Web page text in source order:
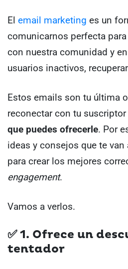
El email marketing es un
comunicarnos perfecta
con nuestra comunidad y
usuarios inactivos,
Estos emails son tu última
reconectar con tu suscriptor
que puedes ofrecerle. Por
ideas y consejos que te van
para crear los mejores
engagement.
Vamos a verlos.
✅1. Ofrece un
tentador